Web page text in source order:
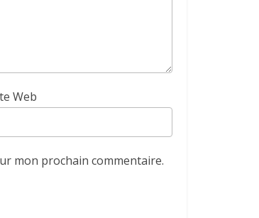
Web
mon prochain commentaire.